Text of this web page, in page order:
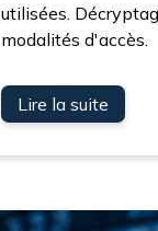
utilisées.
modalités d'accès.
Lire la suite